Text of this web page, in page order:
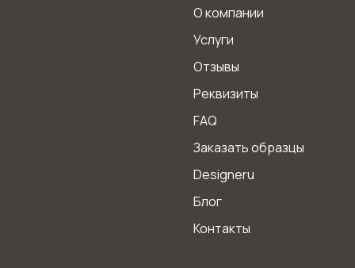
О компании
Услуги
Отзывы
Реквизиты
FAQ
Заказать образцы
Designeru
Блог
Контакты